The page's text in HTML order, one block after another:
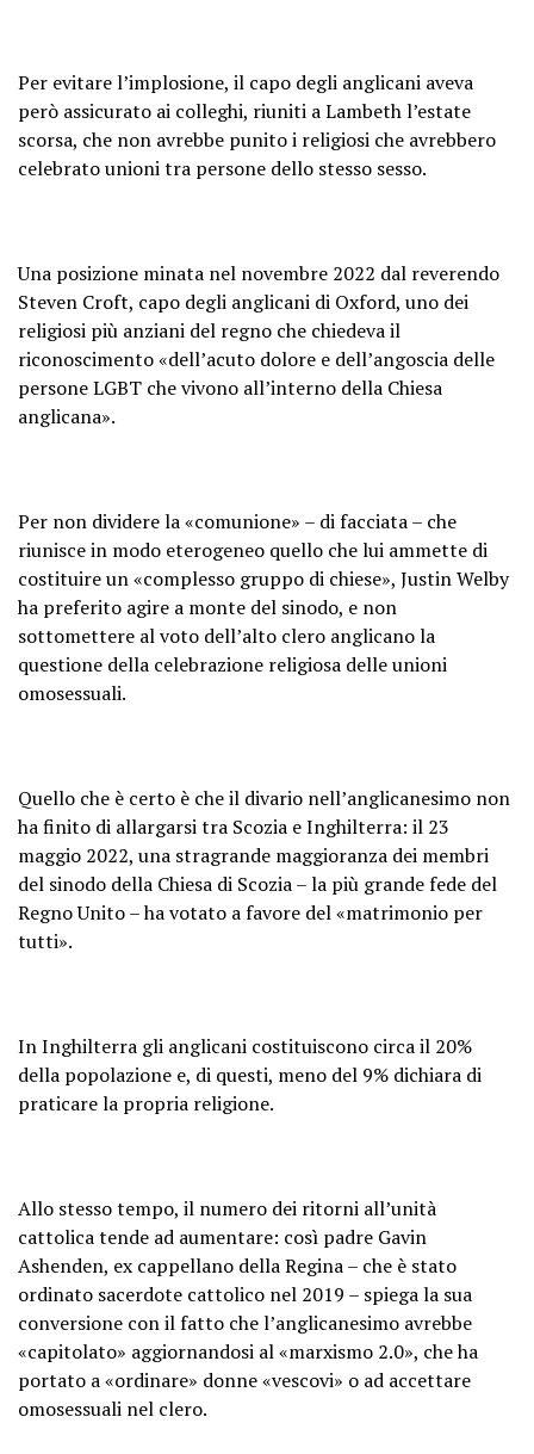
Per evitare l’implosione, il capo degli anglicani aveva
però assicurato ai colleghi, riuniti a Lambeth l’estate
scorsa, che non avrebbe punito i religiosi che avrebbero
celebrato unioni tra persone dello stesso sesso.
Una posizione minata nel novembre 2022 dal reverendo
Steven Croft, capo degli anglicani di Oxford, uno dei
religiosi più anziani del regno che chiedeva il
riconoscimento «dell’acuto dolore e dell’angoscia delle
persone LGBT che vivono all’interno della Chiesa
anglicana».
Per non dividere la «comunione» – di facciata – che
riunisce in modo eterogeneo quello che lui ammette di
costituire un «complesso gruppo di chiese», Justin Welby
ha preferito agire a monte del sinodo, e non
sottomettere al voto dell’alto clero anglicano la
questione della celebrazione religiosa delle unioni
omosessuali.
Quello che è certo è che il divario nell’anglicanesimo non
ha finito di allargarsi tra Scozia e Inghilterra: il 23
maggio 2022, una stragrande maggioranza dei membri
del sinodo della Chiesa di Scozia – la più grande fede del
Regno Unito – ha votato a favore del «matrimonio per
tutti».
In Inghilterra gli anglicani costituiscono circa il 20%
della popolazione e, di questi, meno del 9% dichiara di
praticare la propria religione.
Allo stesso tempo, il numero dei ritorni all’unità
cattolica tende ad aumentare: così padre Gavin
Ashenden, ex cappellano della Regina – che è stato
ordinato sacerdote cattolico nel 2019 – spiega la sua
conversione con il fatto che l’anglicanesimo avrebbe
«capitolato» aggiornandosi al «marxismo 2.0», che ha
portato a «ordinare» donne «vescovi» o ad accettare
omosessuali nel clero.